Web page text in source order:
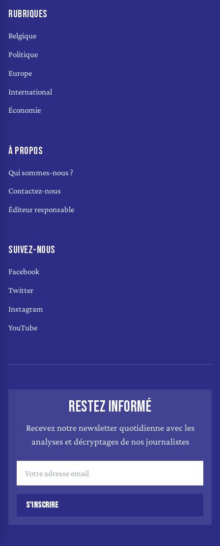
RUBRIQUES
Belgique
Politique
Europe
International
Économie
À PROPOS
Qui sommes-nous ?
Contactez-nous
Éditeur responsable
SUIVEZ-NOUS
Facebook
Twitter
Instagram
YouTube
RESTEZ INFORMÉ
Recevez notre newsletter quotidienne avec les
analyses et décryptages de nos journalistes
S'INSCRIRE